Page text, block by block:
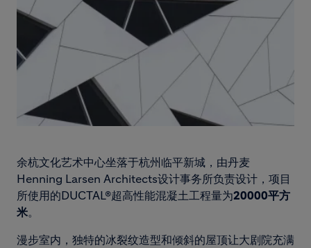
余杭文化艺术中心坐落于杭州临平新城，由丹麦
Henning Larsen Architects设计事务所负责设计，项目
所使用的DUCTAL®超高性能混凝土工程量为20000平方
米。
漫步室内，独特的冰裂纹造型和倾斜的屋顶让大剧院充满